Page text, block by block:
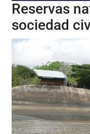
Reservas
sociedad